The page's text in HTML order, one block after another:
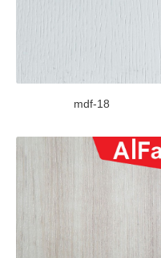
mdf-18